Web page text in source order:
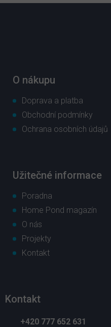
O nákupu
Doprava a platba
Obchodní podmínky
Ochrana osobních údajů
Užitečné informace
Poradna
Home Pond magazín
O nás
Projekty
Kontakt
Kontakt
+420 777 652 631